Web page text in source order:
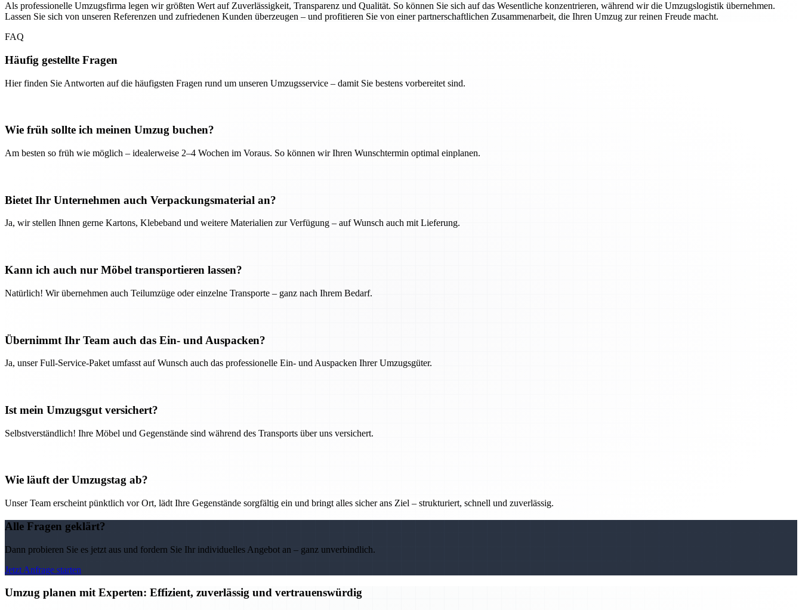
Als professionelle Umzugsfirma legen wir größten Wert auf Zuverlässigkeit, Transparenz und Qualität. So können Sie sich auf das Wesentliche konzentrieren, während wir die Umzugslogistik übernehmen.
Lassen Sie sich von unseren Referenzen und zufriedenen Kunden überzeugen – und profitieren Sie von einer partnerschaftlichen Zusammenarbeit, die Ihren Umzug zur reinen Freude macht.
FAQ
Häufig gestellte Fragen
Hier finden Sie Antworten auf die häufigsten Fragen rund um unseren Umzugsservice – damit Sie bestens vorbereitet sind.
Wie früh sollte ich meinen Umzug buchen?
Am besten so früh wie möglich – idealerweise 2–4 Wochen im Voraus. So können wir Ihren Wunschtermin optimal einplanen.
Bietet Ihr Unternehmen auch Verpackungsmaterial an?
Ja, wir stellen Ihnen gerne Kartons, Klebeband und weitere Materialien zur Verfügung – auf Wunsch auch mit Lieferung.
Kann ich auch nur Möbel transportieren lassen?
Natürlich! Wir übernehmen auch Teilumzüge oder einzelne Transporte – ganz nach Ihrem Bedarf.
Übernimmt Ihr Team auch das Ein- und Auspacken?
Ja, unser Full-Service-Paket umfasst auf Wunsch auch das professionelle Ein- und Auspacken Ihrer Umzugsgüter.
Ist mein Umzugsgut versichert?
Selbstverständlich! Ihre Möbel und Gegenstände sind während des Transports über uns versichert.
Wie läuft der Umzugstag ab?
Unser Team erscheint pünktlich vor Ort, lädt Ihre Gegenstände sorgfältig ein und bringt alles sicher ans Ziel – strukturiert, schnell und zuverlässig.
Alle Fragen geklärt?
Dann probieren Sie es jetzt aus und fordern Sie Ihr individuelles Angebot an – ganz unverbindlich.
Jetzt Anfrage starten
Umzug planen mit Experten: Effizient, zuverlässig und vertrauenswürdig